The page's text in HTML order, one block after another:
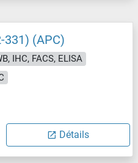
331) (APC)
IHC, FACS, ELISA
Détails